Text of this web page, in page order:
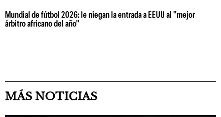
Mundial de fútbol 2026: le niegan la entrada a EEUU al "mejor
árbitro africano del año"
MÁS NOTICIAS